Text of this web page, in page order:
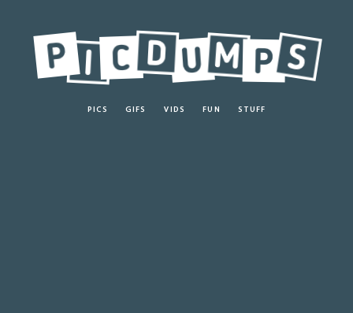
PICS GIFS VIDS FUN STUFF